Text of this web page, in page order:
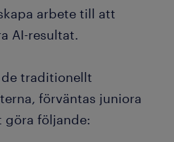
arbete till att
AI-resultat.
traditionellt
förväntas juniora
göra följande: